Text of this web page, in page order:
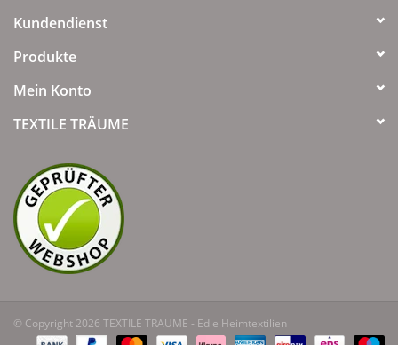
Kundendienst
Produkte
Mein Konto
TEXTILE TRÄUME
© Copyright 2026 TEXTILE TRÄUME - Edle Heimtextilien